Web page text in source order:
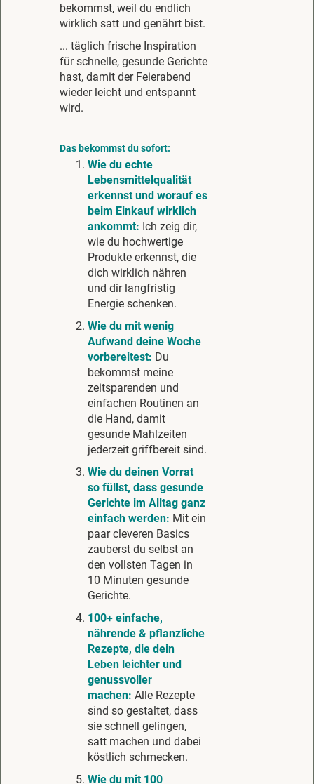
bekommst, weil du endlich
wirklich satt und genährt bist.
... täglich frische Inspiration
für schnelle, gesunde Gerichte
hast, damit der Feierabend
wieder leicht und entspannt
wird.
Das bekommst du sofort:
Wie du echte
Lebensmittelqualität
erkennst und worauf es
beim Einkauf wirklich
ankommt: Ich zeig dir,
wie du hochwertige
Produkte erkennst, die
dich wirklich nähren
und dir langfristig
Energie schenken.
Wie du mit wenig
Aufwand deine Woche
vorbereitest: Du
bekommst meine
zeitsparenden und
einfachen Routinen an
die Hand, damit
gesunde Mahlzeiten
jederzeit griffbereit sind.
Wie du deinen Vorrat
so füllst, dass gesunde
Gerichte im Alltag ganz
einfach werden: Mit ein
paar cleveren Basics
zauberst du selbst an
den vollsten Tagen in
10 Minuten gesunde
Gerichte.
100+ einfache,
nährende & pflanzliche
Rezepte, die dein
Leben leichter und
genussvoller
machen: Alle Rezepte
sind so gestaltet, dass
sie schnell gelingen,
satt machen und dabei
köstlich schmecken.
Wie du mit 100